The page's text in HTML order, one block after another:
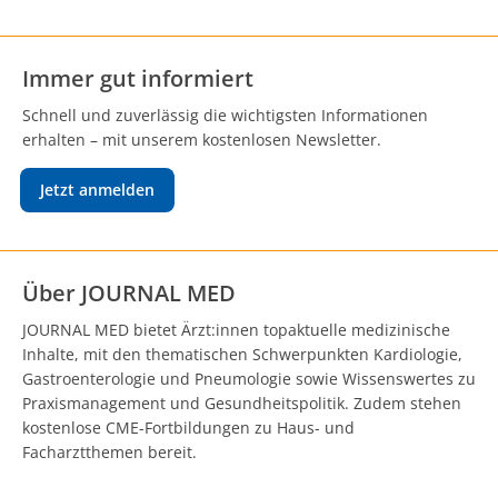
Immer gut informiert
Schnell und zuverlässig die wichtigsten Informationen
erhalten – mit unserem kostenlosen Newsletter.
Jetzt anmelden
Über JOURNAL MED
JOURNAL MED bietet Ärzt:innen topaktuelle medizinische
Inhalte, mit den thematischen Schwerpunkten Kardiologie,
Gastroenterologie und Pneumologie sowie Wissenswertes zu
Praxismanagement und Gesundheitspolitik. Zudem stehen
kostenlose CME-Fortbildungen zu Haus- und
Facharztthemen bereit.